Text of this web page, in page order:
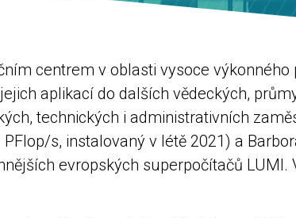
centrem v oblasti vysoce výkonného
aplikací do dalších vědeckých,
technických i administrativních
s, instalovaný v létě 2021) a
evropských superpočítačů LUMI.